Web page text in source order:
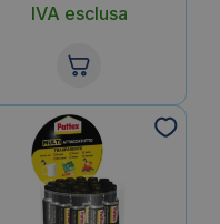
IVA esclusa